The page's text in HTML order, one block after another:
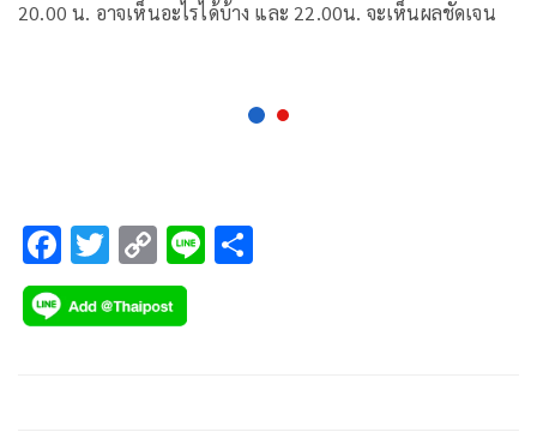
20.00 น. อาจเห็นอะไรได้บ้าง และ 22.00น. จะเห็นผลชัดเจน
F
ac
e
T
wi
tt
C
o
p
Li